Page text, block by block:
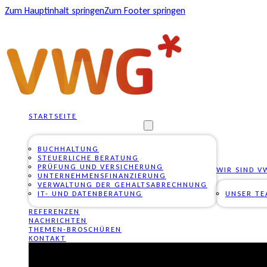
Zum Hauptinhalt springenZum Footer springen
STARTSEITE
BUCHHALTUNG
STEUERLICHE BERATUNG
PRÜFUNG UND VERSICHERUNG
UNTERNEHMENSFINANZIERUNG
VERWALTUNG DER GEHALTSABRECHNUNG
IT- UND DATENBERATUNG
WIR SIND
UNSER
REFERENZEN
NACHRICHTEN
THEMEN-BROSCHÜREN
KONTAKT